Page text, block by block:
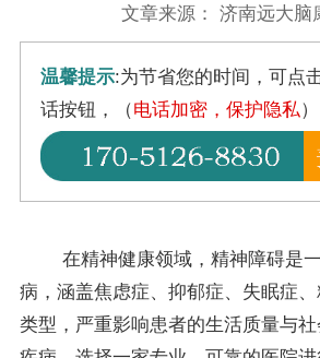
文章来源： 济南远大脑
温馨提示:为节省您的时间，可点
话按钮，（电话加密，保护隐私）
在精神健康领域，精神障碍是一
病，涵盖焦虑症、抑郁症、失眠症
类型，严重影响患者的生活质量与